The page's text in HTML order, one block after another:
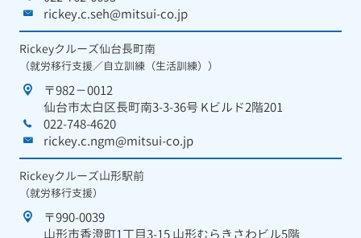
rickey.c.seh@mitsui-co.jp
Rickeyクルーズ仙台長町南
（就労移行支援／自立訓練（生活訓練））
〒982－0012
仙台市太白区長町南3-3-36号 Kビルド2階201
022-748-4620
rickey.c.ngm@mitsui-co.jp
Rickeyクルーズ山形駅前
（就労移行支援）
〒990-0039